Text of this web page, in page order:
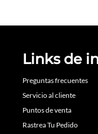
Links de
Preguntas frecuentes
Servicio al cliente
Puntos de venta
Rastrea Tu Pedido